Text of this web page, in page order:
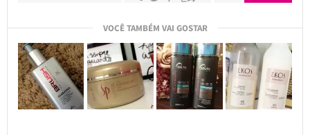
VOCÊ TAMBÉM VAI GOSTAR